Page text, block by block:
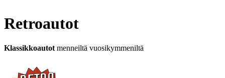
Retroautot
Klassikkoautot menneiltä vuosikymmeniltä